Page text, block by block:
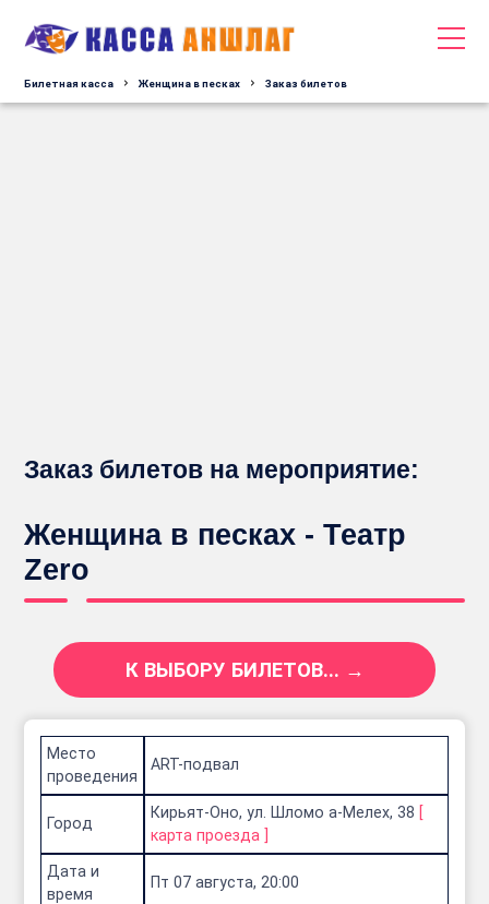
Билетная касса Женщина в песках Заказ билетов
Заказ билетов на мероприятие:
Женщина в песках - Театр
Zero
К ВЫБОРУ БИЛЕТОВ... →
Место
проведения
ART-подвал
Город
Кирьят-Оно, ул. Шломо а-Мелех, 38 [
карта проезда
Дата и
время
Пт 07 августа, 20:00